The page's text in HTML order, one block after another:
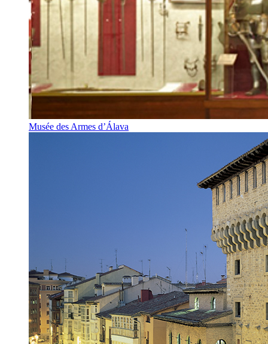
Musée des Armes d’Álava